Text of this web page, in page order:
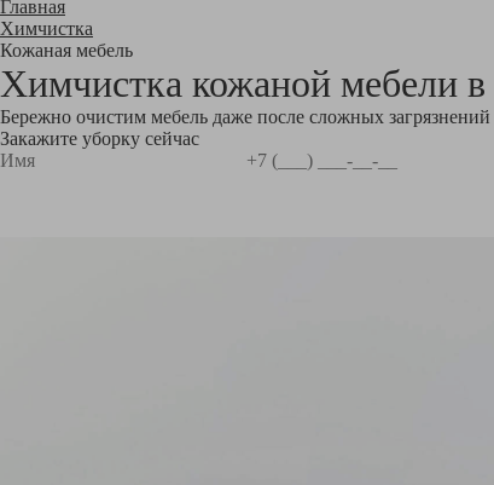
Главная
Химчистка
Кожаная мебель
Химчистка кожаной мебели в
Бережно очистим мебель даже после сложных загрязнений
Закажите уборку сейчас